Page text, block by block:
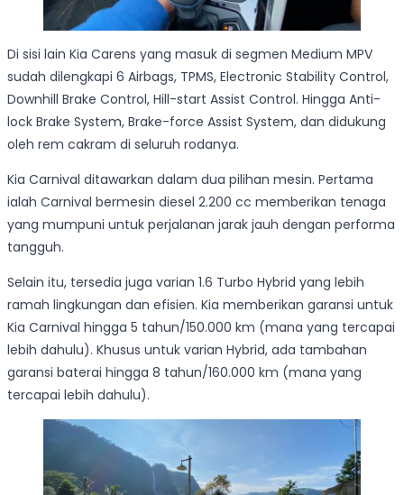
Di sisi lain Kia Carens yang masuk di segmen Medium MPV
sudah dilengkapi 6 Airbags, TPMS, Electronic Stability Control,
Downhill Brake Control, Hill-start Assist Control. Hingga Anti-
lock Brake System, Brake-force Assist System, dan didukung
oleh rem cakram di seluruh rodanya.
Kia Carnival ditawarkan dalam dua pilihan mesin. Pertama
ialah Carnival bermesin diesel 2.200 cc memberikan tenaga
yang mumpuni untuk perjalanan jarak jauh dengan performa
tangguh.
Selain itu, tersedia juga varian 1.6 Turbo Hybrid yang lebih
ramah lingkungan dan efisien. Kia memberikan garansi untuk
Kia Carnival hingga 5 tahun/150.000 km (mana yang tercapai
lebih dahulu). Khusus untuk varian Hybrid, ada tambahan
garansi baterai hingga 8 tahun/160.000 km (mana yang
tercapai lebih dahulu).